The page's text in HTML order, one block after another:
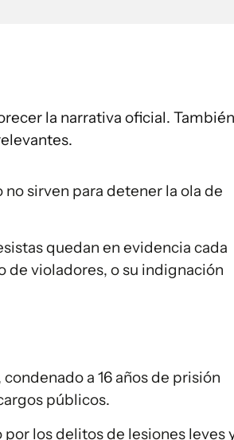
la narrativa oficial. También
sirven para detener la ola de
quedan en evidencia cada
de violadores, o su indignación
condenado a 16 años de prisión
públicos.
por los delitos de lesiones leves